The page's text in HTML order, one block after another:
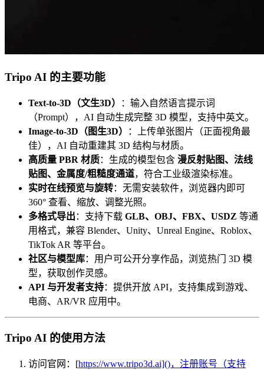
Tripo AI 的主要功能
Text-to-3D（文生3D）
：输入自然语言提示词
（Prompt），AI 自动生成完整 3D 模型，支持中英文。
Image-to-3D（图生3D）
：上传单张图片（正面视角最
佳），AI 自动重建其 3D 结构与材质。
高质量 PBR 材质：生成的模型包含 漫反射贴图、法线
贴图、金属度/粗糙度通道，符合工业级渲染标准。
实时在线预览与旋转：无需安装软件，浏览器内即可
360° 查看、缩放、调整光照。
多格式导出 ：支持下载 GLB、OBJ、FBX、USDZ 等通
用格式，兼容 Blender、Unity、Unreal Engine、Roblox、
TikTok AR 等平台。
社区与模型库：用户可公开分享作品，浏览热门 3D 模
型，获取创作灵感。
API 与开发者支持：提供开放 API，支持集成到游戏、
电商、AR/VR 应用中。
Tripo AI 的使用方法
访问官网：[https://www.tripo3d.ai]()，注册账号（支持